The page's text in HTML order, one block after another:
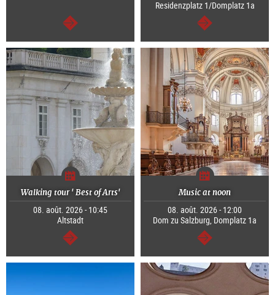
Continuer
Residenzplatz 1/Domplatz 1a
Continuer
Walking tour ' Best of Arts'
08. août. 2026 - 10:45
Altstadt
Continuer
Music at noon
08. août. 2026 - 12:00
Dom zu Salzburg, Domplatz 1a
Continuer